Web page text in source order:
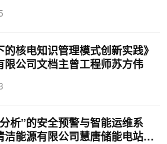
的核电知识管理模式创新实践》
公司文档主曾工程师苏方伟
析”的安全预警与智能运维系
能源有限公司慧唐储能电站负